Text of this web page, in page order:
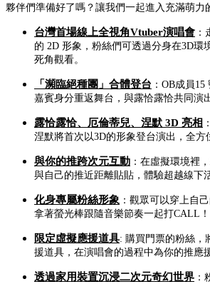
夥伴們準備好了嗎？讓我們一起進入充滿萌力
台灣首場線上全視角Vtuber演唱會
的 2D 形象，粉絲們可透過分身在3D環
死角觀看。
「瀕臨絕種團」合體登台 ：OB成員
嘉賓身分重返舞台，與露恰露恰共同演
露恰露恰、厄倫蒂兒、涅默 3D 亮相
涅默將首次以3D的形象登台演出，全方
與你的推跨次元互動 ：在虛擬環境裡
與自己的推近距離貼貼，體驗超越線下
化身專屬粉絲形象 ：觀眾可以穿上自
拿著螢光棒跟隨音樂節奏一起打CALL！
限定虛擬應援道具: 購買門票的粉絲，
援道具，在演唱會的過程中為你的推應
透過家用裝置沉浸二次元奇幻世界 ：